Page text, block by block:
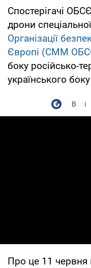
Спостерігачі
дрони
Організації
Європі (СММ
боку російсько-
українського
Про це 11 червня